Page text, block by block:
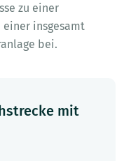
zu einer
einer insgesamt
bei.
mit